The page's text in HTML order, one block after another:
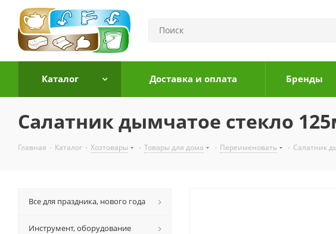
Каталог Доставка и оплата Бренды
Салатник дымчатое стекло
Главная - Каталог - Хозтовары - Товары для дома - Переименовать - Салатник
Все для праздника, нового года
Инструмент, оборудование